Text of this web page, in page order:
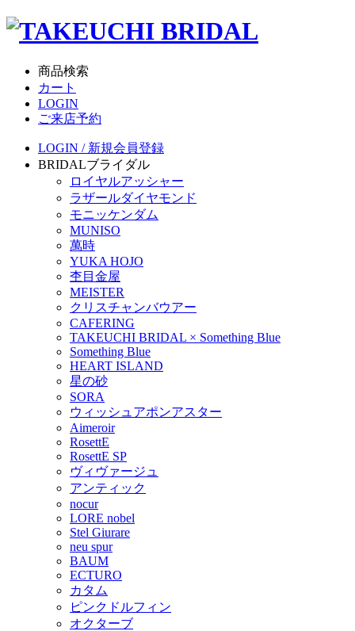
商品検索
カート
LOGIN
ご来店予約
LOGIN / 新規会員登録
BRIDALブライダル
ロイヤルアッシャー
ラザールダイヤモンド
モニッケンダム
MUNISO
萬時
YUKA HOJO
杢目金屋
MEISTER
クリスチャンバウアー
CAFERING
TAKEUCHI BRIDAL × Something Blue
Something Blue
HEART ISLAND
星の砂
SORA
ウィッシュアポンアスター
Aimeroir
RosettE
RosettE SP
ヴィヴァージュ
アンティック
nocur
LORE nobel
Stel Giurare
neu spur
BAUM
ECTURO
カタム
ピンクドルフィン
オクターブ